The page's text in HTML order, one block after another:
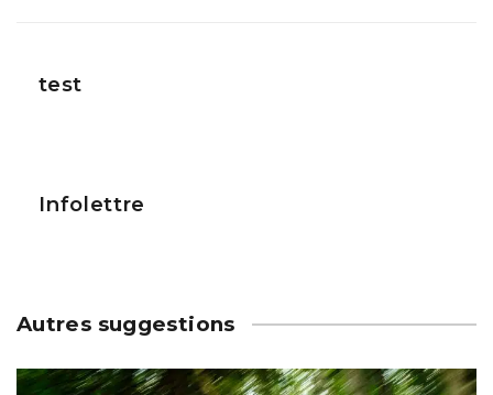
test
Infolettre
Autres suggestions